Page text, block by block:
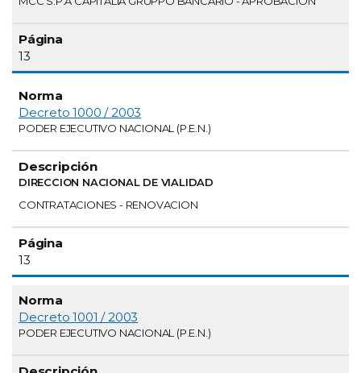
13
Decreto 1000 / 2003
PODER EJECUTIVO NACIONAL (P.E.N.)
DIRECCION NACIONAL DE VIALIDAD
CONTRATACIONES - RENOVACION
13
Decreto 1001 / 2003
PODER EJECUTIVO NACIONAL (P.E.N.)